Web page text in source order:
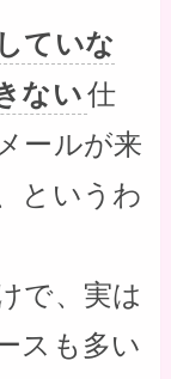
ていな
ない仕
ールが来
というわ
で、実は
スも多い